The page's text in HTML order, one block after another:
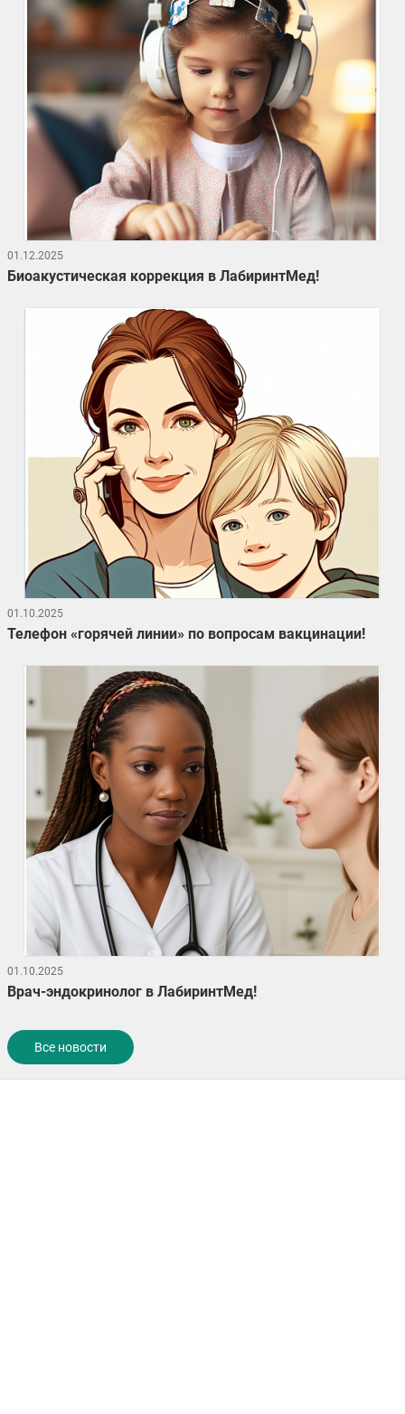
01.12.2025
Биоакустическая коррекция в ЛабиринтМед!
01.10.2025
Телефон «горячей линии» по вопросам вакцинации!
01.10.2025
Врач-эндокринолог в ЛабиринтМед!
Все новости